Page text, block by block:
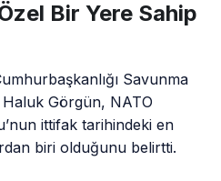
Bir Yere Sahip
Savunma
Haluk Görgün, NATO
ittifak tarihindeki en
biri olduğunu belirtti.